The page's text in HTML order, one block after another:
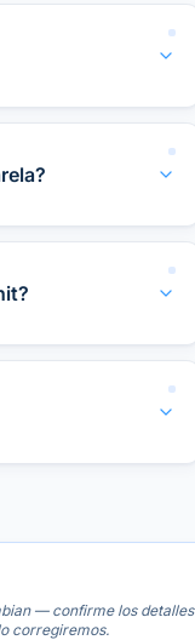
— confirme los detalles
corregiremos.